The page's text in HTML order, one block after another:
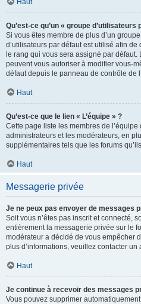
Haut
Qu’est-ce qu’un « groupe d’utilisateurs
Si vous êtes membre de plus d’un
d’utilisateurs par défaut est utilisé afin
le rang qui vous sera assigné par
peuvent vous autoriser à modifier vous-
défaut depuis le panneau de contrôle de
Haut
Qu’est-ce que le lien « L’équipe » ?
Cette page liste les membres de
administrateurs et les modérateurs, en
supplémentaires tels que les forums
Haut
Messagerie privée
Je ne peux pas envoyer de messages
Soit vous n’êtes pas inscrit et connecté,
entièrement la messagerie privée sur le
modérateur a décidé de vous empêcher
plus d’informations, veuillez contacter un
Haut
Je continue à recevoir des messages
Vous pouvez supprimer